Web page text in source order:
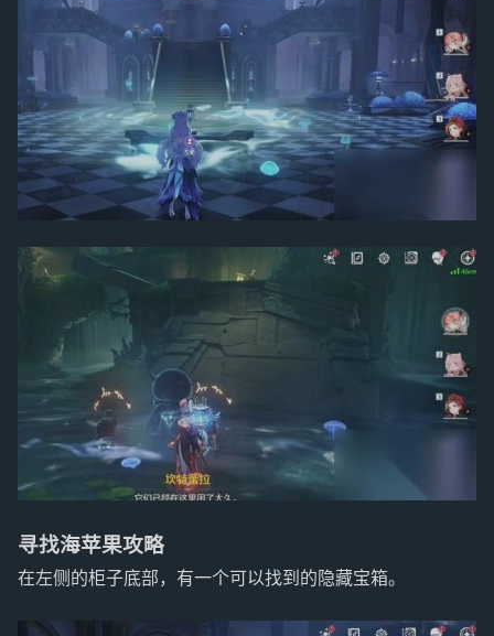
寻找海苹果攻略
在左侧的柜子底部，有一个可以找到的隐藏宝箱。